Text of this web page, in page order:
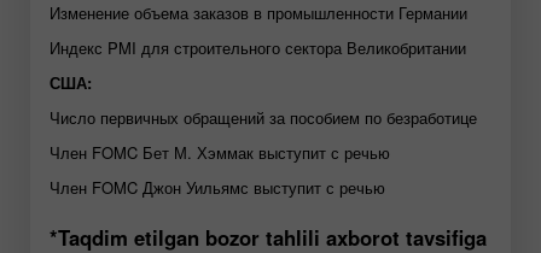
Изменение объема заказов в промышленности Германии
Индекс PMI для строительного сектора Великобритании
США:
Число первичных обращений за пособием по безработице
Член FOMC Бет М. Хэммак выступит с речью
Член FOMC Джон Уильямс выступит с речью
*Taqdim etilgan bozor tahlili axborot tavsifiga